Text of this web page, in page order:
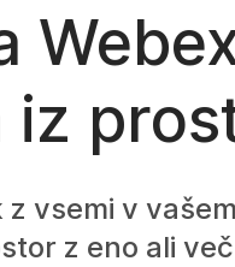
iz
vsemi v
z eno ali